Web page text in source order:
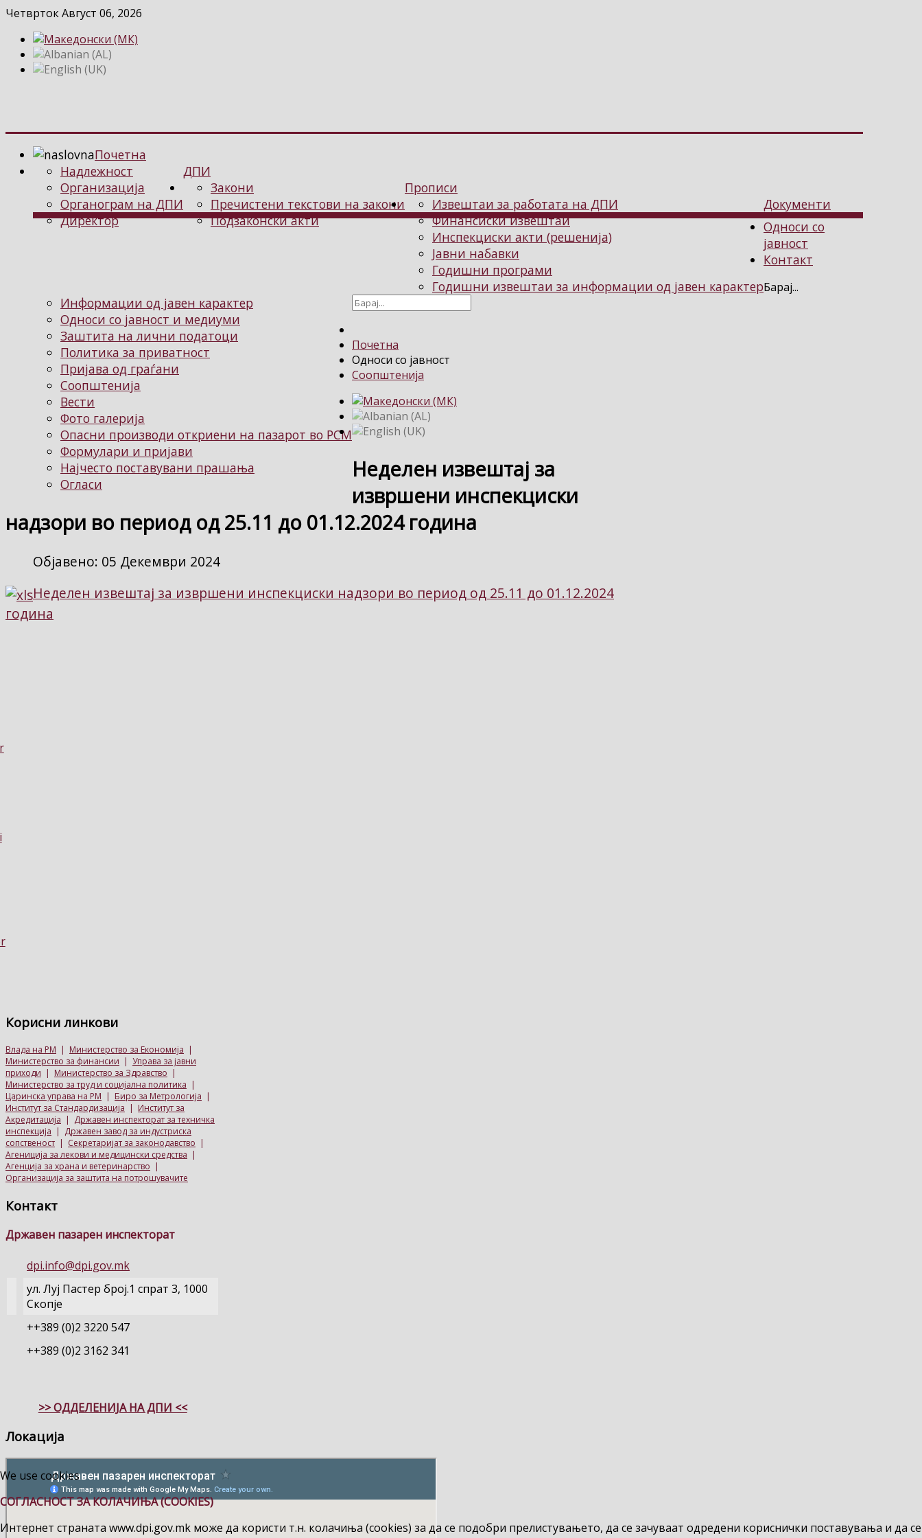
Четврток Август 06, 2026
Почетна
ДПИ
Надлежност
Организација
Органограм на ДПИ
Директор
Прописи
Закони
Пречистени текстови на закони
Подзаконски акти
Документи
Извештаи за работата на ДПИ
Финансиски извештаи
Инспекциски акти (решенија)
Јавни набавки
Годишни програми
Годишни извештаи за информации од јавен карактер
Односи со
јавност
Информации од јавен карактер
Односи со јавност и медиуми
Заштита на лични податоци
Политика за приватност
Пријава од граѓани
Соопштенија
Вести
Фото галерија
Опасни производи откриени на пазарот во РСМ
Формулари и пријави
Најчесто поставувани прашања
Огласи
Контакт
Барај...
Почетна
Односи со јавност
Соопштенија
Неделен извештај за
извршени инспекциски
надзори во период од 25.11 до 01.12.2024 година
Објавено: 05 Декември 2024
Неделен извештај за извршени инспекциски надзори во период од 25.11 до 01.12.2024
година
Корисни линкови
Влада на РМ | Министерство за Економија |
Министерство за финансии | Управа за јавни
приходи | Министерство за Здравство |
Министерство за труд и социјална политика |
Царинска управа на РМ | Биро за Метрологија |
Институт за Стандардизација | Институт за
Акредитација | Државен инспекторат за техничка
инспекција | Државен завод за индустриска
сопственост | Секретаријат за законодавство |
Агениција за лекови и медицински средства |
Агенција за храна и ветеринарство |
Организација за заштита на потрошувачите
Контакт
Државен пазарен инспекторат
dpi.info@dpi.gov.mk
ул. Луј Пастер број.1 спрат 3, 1000
Скопје
++389 (0)2 3220 547
++389 (0)2 3162 341
>> ОДДЕЛЕНИЈА НА ДПИ <<
Локација
We use cookies
СОГЛАСНОСТ ЗА КОЛАЧИЊА (COOKIES)
Интернет страната www.dpi.gov.mk може да користи т.н. колачиња (cookies) за да се подобри прелистувањето, да се зачуваат одредени кориснички поставувања и да се